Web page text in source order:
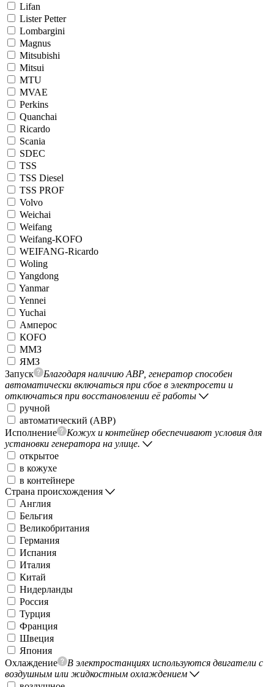
Lifan
Lister Petter
Lombargini
Magnus
Mitsubishi
Mitsui
MTU
MVAE
Perkins
Quanchai
Ricardo
Scania
SDEC
TSS
TSS Diesel
TSS PROF
Volvo
Weichai
Weifang
Weifang-KOFO
WEIFANG-Ricardo
Woling
Yangdong
Yanmar
Yennei
Yuchai
Амперос
КОFO
ММЗ
ЯМЗ
Запуск
Благодаря наличию АВР, генератор способен
автоматически включаться при сбое в электросети и
отключаться при восстановлении её работы
ручной
автоматический (АВР)
Исполнение
Кожух и контейнер обеспечивают условия для
установки генератора на улице.
открытое
в кожухе
в контейнере
Страна происхождения
Англия
Бельгия
Великобритания
Германия
Испания
Италия
Китай
Нидерланды
Россия
Турция
Франция
Швеция
Япония
Охлаждение
В электростанциях используются двигатели с
воздушным или жидкостным охлаждением